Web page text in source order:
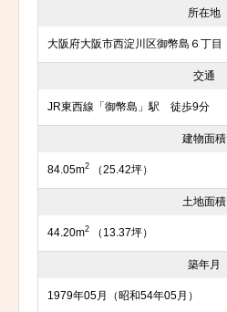
所在地
大阪府大阪市西淀川区御幣島６丁目
交通
JR東西線「御幣島」駅 徒歩9分
建物面積
84.05m2 （25.42坪）
土地面積
44.20m2 （13.37坪）
築年月
1979年05月（昭和54年05月）